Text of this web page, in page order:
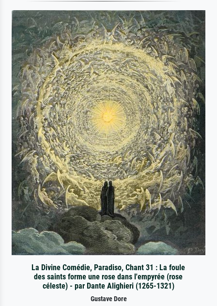
La Divine Comédie, Paradiso, Chant 31 : La foule
des saints forme une rose dans l'empyrée (rose
céleste) - par Dante Alighieri (1265-1321)
Gustave Dore